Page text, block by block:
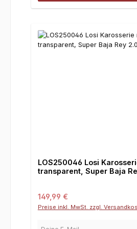
LOS250046 Losi
transparent, Super Baja
Regulärer Preis:
149,99 €
Preise inkl. MwSt. zzgl.